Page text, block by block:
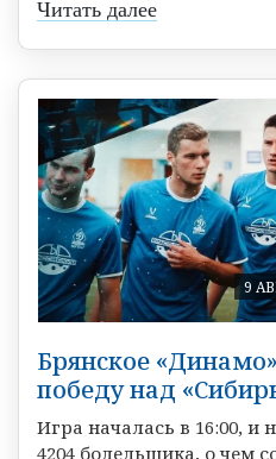
Читать далее
9
Брянское
победу над
Игра началась в 16:00, и
4204 болельщика, о чем